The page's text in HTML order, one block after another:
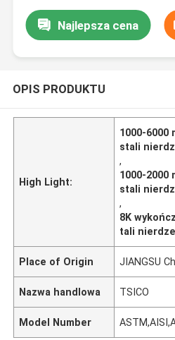
Najlepsza cena
OPIS PRODUKTU
High Light:
1000-6000
stali
,
1000-2000
stali
,
8K
tali
Place of Origin JIANGSU
Nazwa handlowa TSICO
Model Number